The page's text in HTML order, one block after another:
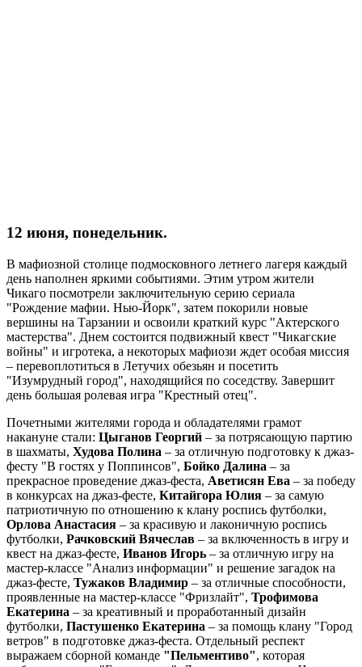
12 июня, понедельник.
В мафиозной столице подмосковного летнего лагеря каждый
день наполнен яркими событиями. Этим утром жители
Чикаго посмотрели заключительную серию сериала
"Рождение мафии. Нью-Йорк", затем покорили новые
вершины на Тарзании и освоили краткий курс "Актерского
мастерства". Днем состоится подвижный квест "Чикагские
войны" и игротека, а некоторых мафиози ждет особая миссия
– перевоплотиться в Летучих обезьян и посетить
"Изумрудный город", находящийся по соседству. Завершит
день большая ролевая игра "Крестный отец".
Почетными жителями города и обладателями грамот
накануне стали: Цыганов Георгий – за потрясающую партию
в шахматы, Худова Полина – за отличную подготовку к джаз-
фесту "В гостях у Поппинсов", Бойко Далина – за
прекрасное проведение джаз-феста, Аветисян Ева – за победу
в конкурсах на джаз-фесте, Китайгора Юлия – за самую
патриотичную по отношению к клану роспись футболки,
Орлова Анастасия – за красивую и лаконичную роспись
футболки, Рачковский Вячеслав – за включенность в игру и
квест на джаз-фесте, Иванов Игорь – за отличную игру на
мастер-классе "Анализ информации" и решение загадок на
джаз-фесте, Тужаков Владимир – за отличные способности,
проявленные на мастер-классе "Фризлайт", Трофимова
Екатерина – за креативный и проработанный дизайн
футболки, Пастушенко Екатерина – за помощь клану "Город
ветров" в подготовке джаз-феста. Отдельный респект
выражаем сборной команде "Пельментиво", которая